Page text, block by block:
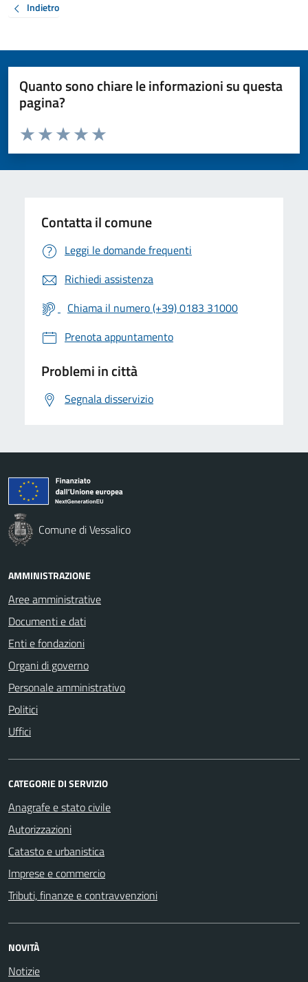
Indietro
Quanto sono chiare le informazioni su questa
pagina?
Valuta da 1 a 5 stelle la pagina
Valuta 5 stelle su 5
Valuta 4 stelle su 5
Valuta 3 stelle su 5
Valuta 2 stelle su 5
Valuta 1 stelle su 5
Contatta il comune
Leggi le domande frequenti
Richiedi assistenza
Chiama il numero (+39) 0183 31000
Prenota appuntamento
Problemi in città
Segnala disservizio
Comune di Vessalico
AMMINISTRAZIONE
Aree amministrative
Documenti e dati
Enti e fondazioni
Organi di governo
Personale amministrativo
Politici
Uffici
CATEGORIE DI SERVIZIO
Anagrafe e stato civile
Autorizzazioni
Catasto e urbanistica
Imprese e commercio
Tributi, finanze e contravvenzioni
NOVITÀ
Notizie